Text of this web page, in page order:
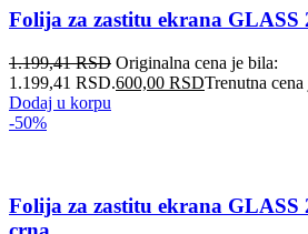
Folija za zastitu ekrana GLASS
1.199,41RSD Originalna cena je bila:
1.199,41 RSD.600,00 RSDTrenutna
Dodaj u korpu
-50%
Folija za zastitu ekrana GLASS